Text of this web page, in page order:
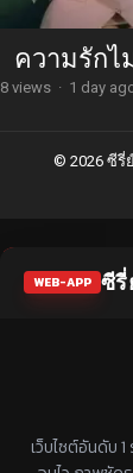
ความรักไ
8 views · 1 day
© 2026 ซีรี่
WEB-APP ซีรี่
แหล่งรวมซี
เว็บไซต์อันดับ 1